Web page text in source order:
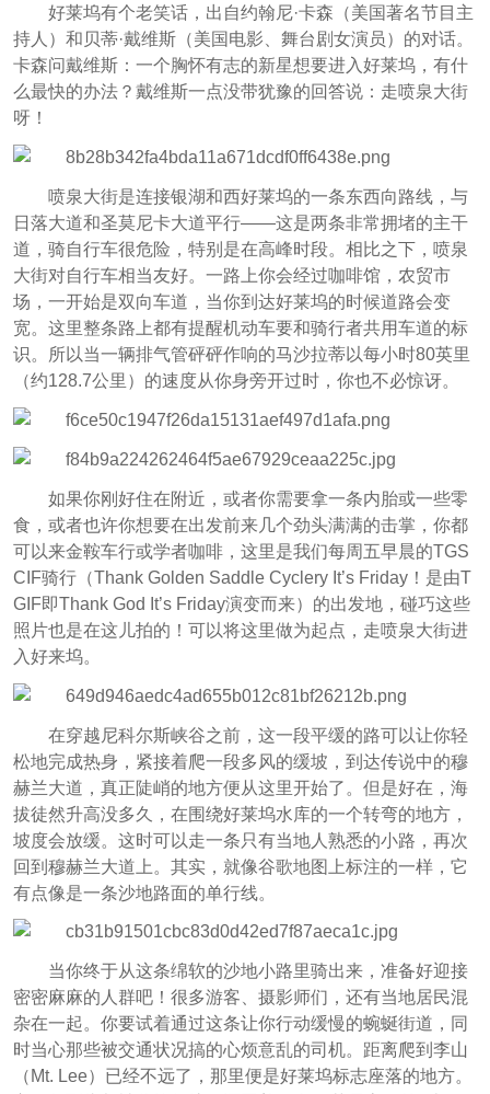
好莱坞有个老笑话，出自约翰尼·卡森（美国著名节目主
持人）和贝蒂·戴维斯（美国电影、舞台剧女演员）的对话。
卡森问戴维斯：一个胸怀有志的新星想要进入好莱坞，有什
么最快的办法？戴维斯一点没带犹豫的回答说：走喷泉大街
呀！
喷泉大街是连接银湖和西好莱坞的一条东西向路线，与
日落大道和圣莫尼卡大道平行——这是两条非常拥堵的主干
道，骑自行车很危险，特别是在高峰时段。相比之下，喷泉
大街对自行车相当友好。一路上你会经过咖啡馆，农贸市
场，一开始是双向车道，当你到达好莱坞的时候道路会变
宽。这里整条路上都有提醒机动车要和骑行者共用车道的标
识。所以当一辆排气管砰砰作响的马沙拉蒂以每小时80英里
（约128.7公里）的速度从你身旁开过时，你也不必惊讶。
如果你刚好住在附近，或者你需要拿一条内胎或一些零
食，或者也许你想要在出发前来几个劲头满满的击掌，你都
可以来金鞍车行或学者咖啡，这里是我们每周五早晨的TGS
CIF骑行（Thank Golden Saddle Cyclery It’s Friday！是由T
GIF即Thank God It’s Friday演变而来）的出发地，碰巧这些
照片也是在这儿拍的！可以将这里做为起点，走喷泉大街进
入好来坞。
在穿越尼科尔斯峡谷之前，这一段平缓的路可以让你轻
松地完成热身，紧接着爬一段多风的缓坡，到达传说中的穆
赫兰大道，真正陡峭的地方便从这里开始了。但是好在，海
拔徒然升高没多久，在围绕好莱坞水库的一个转弯的地方，
坡度会放缓。这时可以走一条只有当地人熟悉的小路，再次
回到穆赫兰大道上。其实，就像谷歌地图上标注的一样，它
有点像是一条沙地路面的单行线。
当你终于从这条绵软的沙地小路里骑出来，准备好迎接
密密麻麻的人群吧！很多游客、摄影师们，还有当地居民混
杂在一起。你要试着通过这条让你行动缓慢的蜿蜒街道，同
时当心那些被交通状况搞的心烦意乱的司机。距离爬到李山
（Mt. Lee）已经不远了，那里便是好莱坞标志座落的地方。